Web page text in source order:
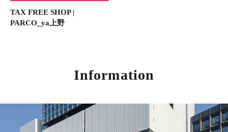
TAX FREE SHOP |
PARCO_ya上野
Information